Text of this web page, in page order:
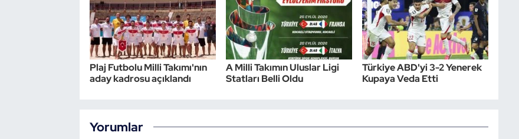
Plaj Futbolu Milli Takımı'nın
aday kadrosu açıklandı
A Milli Takımın Uluslar Ligi
Statları Belli Oldu
Türkiye ABD'yi 3-2 Yenerek
Kupaya Veda Etti
Yorumlar